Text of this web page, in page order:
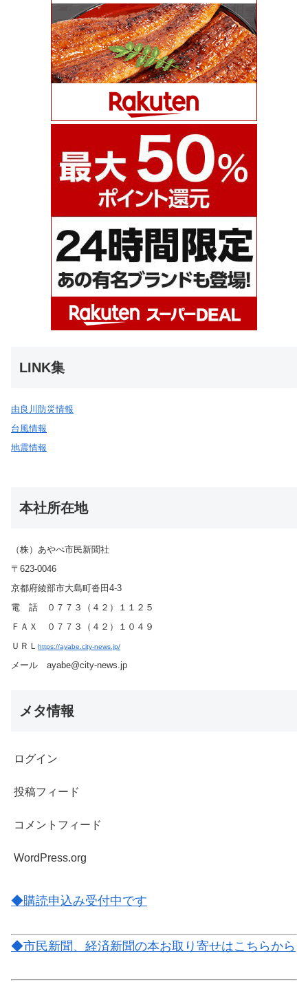
LINK集
由良川防災情報
台風情報
地震情報
本社所在地
（株）あやべ市民新聞社
〒623-0046
京都府綾部市大島町沓田4-3
電 話 ０７７３（４２）１１２５
ＦＡＸ ０７７３（４２）１０４９
ＵＲＬ https://ayabe.city-news.jp/
メール ayabe@city-news.jp
メタ情報
ログイン
投稿フィード
コメントフィード
WordPress.org
◆購読申込み受付中です
◆市民新聞、経済新聞の本お取り寄せはこちらから